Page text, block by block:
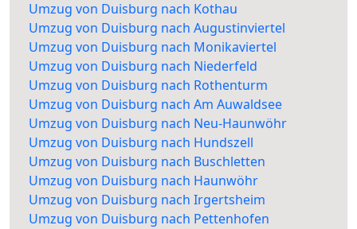
Umzug von Duisburg nach Kothau
Umzug von Duisburg nach Augustinviertel
Umzug von Duisburg nach Monikaviertel
Umzug von Duisburg nach Niederfeld
Umzug von Duisburg nach Rothenturm
Umzug von Duisburg nach Am Auwaldsee
Umzug von Duisburg nach Neu-Haunwöhr
Umzug von Duisburg nach Hundszell
Umzug von Duisburg nach Buschletten
Umzug von Duisburg nach Haunwöhr
Umzug von Duisburg nach Irgertsheim
Umzug von Duisburg nach Pettenhofen